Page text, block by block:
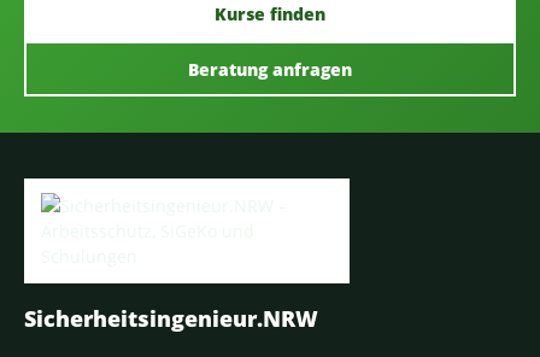
Kurse finden
Beratung anfragen
Sicherheitsingenieur.NRW